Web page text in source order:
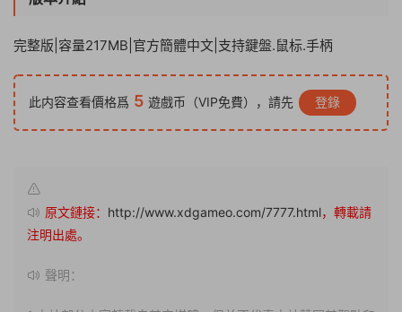
完整版|容量217MB|官方簡體中文|支持鍵盤.鼠标.手柄
此内容查看價格爲 5 遊戲币（VIP免費），請先 登錄
原文鏈接： http://www.xdgameo.com/7777.html，轉載請
注明出處。
聲明：